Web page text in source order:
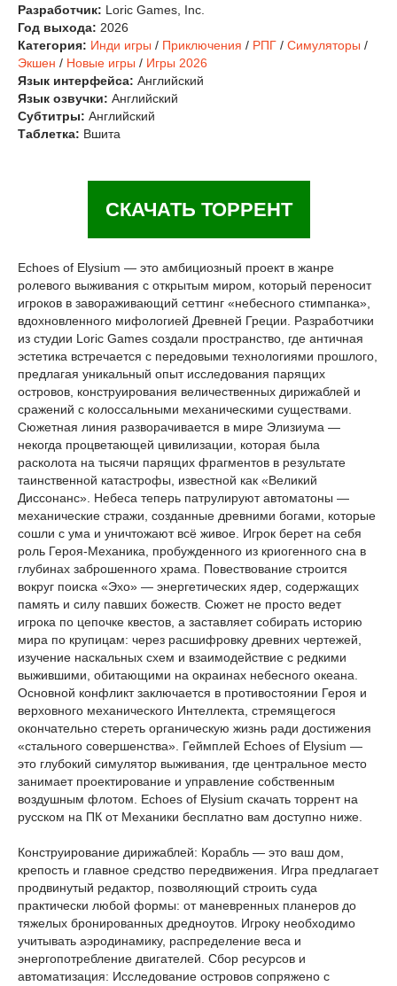
Разработчик: Loric Games, Inc.
Год выхода: 2026
Категория: Инди игры / Приключения / РПГ / Симуляторы /
Экшен / Новые игры / Игры 2026
Язык интерфейса: Английский
Язык озвучки: Английский
Субтитры: Английский
Таблетка: Вшита
СКАЧАТЬ ТОРРЕНТ
Echoes of Elysium — это амбициозный проект в жанре
ролевого выживания с открытым миром, который переносит
игроков в завораживающий сеттинг «небесного стимпанка»,
вдохновленного мифологией Древней Греции. Разработчики
из студии Loric Games создали пространство, где античная
эстетика встречается с передовыми технологиями прошлого,
предлагая уникальный опыт исследования парящих
островов, конструирования величественных дирижаблей и
сражений с колоссальными механическими существами.
Сюжетная линия разворачивается в мире Элизиума —
некогда процветающей цивилизации, которая была
расколота на тысячи парящих фрагментов в результате
таинственной катастрофы, известной как «Великий
Диссонанс». Небеса теперь патрулируют автоматоны —
механические стражи, созданные древними богами, которые
сошли с ума и уничтожают всё живое. Игрок берет на себя
роль Героя-Механика, пробужденного из криогенного сна в
глубинах заброшенного храма. Повествование строится
вокруг поиска «Эхо» — энергетических ядер, содержащих
память и силу павших божеств. Сюжет не просто ведет
игрока по цепочке квестов, а заставляет собирать историю
мира по крупицам: через расшифровку древних чертежей,
изучение наскальных схем и взаимодействие с редкими
выжившими, обитающими на окраинах небесного океана.
Основной конфликт заключается в противостоянии Героя и
верховного механического Интеллекта, стремящегося
окончательно стереть органическую жизнь ради достижения
«стального совершенства». Геймплей Echoes of Elysium —
это глубокий симулятор выживания, где центральное место
занимает проектирование и управление собственным
воздушным флотом. Echoes of Elysium скачать торрент на
русском на ПК от Механики бесплатно вам доступно ниже.
Конструирование дирижаблей: Корабль — это ваш дом,
крепость и главное средство передвижения. Игра предлагает
продвинутый редактор, позволяющий строить суда
практически любой формы: от маневренных планеров до
тяжелых бронированных дредноутов. Игроку необходимо
учитывать аэродинамику, распределение веса и
энергопотребление двигателей. Сбор ресурсов и
автоматизация: Исследование островов сопряжено с